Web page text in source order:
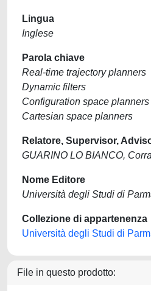
Lingua
Inglese
Parola chiave
Real-time trajectory planners
Dynamic filters
Configuration space planners
Cartesian space planners
Relatore, Supervisor,
GUARINO LO BIANCO,
Nome Editore
Università degli Studi di
Collezione di appartenenza
Università degli Studi di
File in questo prodotto: